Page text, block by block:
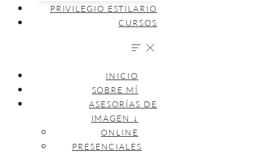
PRIVILEGIO ESTILARIO
CURSOS
INICIO
SOBRE MÍ
ASESORÍAS DE
IMAGEN ↓
ONLINE
PRESENCIALES